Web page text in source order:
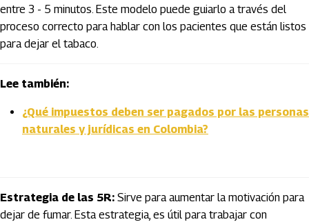
entre 3 - 5 minutos. Este modelo puede guiarlo a través del
proceso correcto para hablar con los pacientes que están listos
para dejar el tabaco.
Lee también:
¿Qué impuestos deben ser pagados por las personas
naturales y jurídicas en Colombia?
Estrategia de las 5R: Sirve para aumentar la motivación para
dejar de fumar. Esta estrategia, es útil para trabajar con